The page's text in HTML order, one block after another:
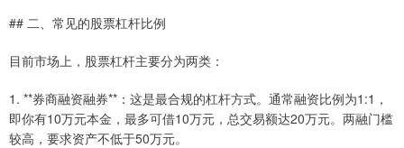
## 二、常见的股票杠杆比例
目前市场上，股票杠杆主要分为两类：
1. **券商融资融券**：这是最合规的杠杆方式。通常融资比例为1:1，
即你有10万元本金，最多可借10万元，总交易额达20万元。两融门槛
较高，要求资产不低于50万元。